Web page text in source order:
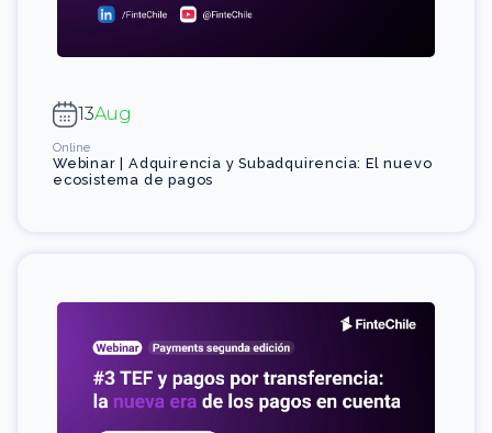
13Aug
Online
Webinar | Adquirencia y Subadquirencia: El nuevo
ecosistema de pagos